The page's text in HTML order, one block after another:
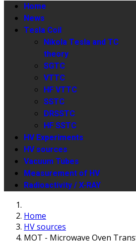
Home
News
Tesla Coil
Nikola Tesla and TC
theory
SGTC
VTTC
HF VTTC
SSTC
DRSSTC
HF SSTC
HV Experiments
HV sources
Vacuum Tubes
Measurement of HV
Radioactivity / X-RAY
Home
HV sources
MOT - Microwave Oven